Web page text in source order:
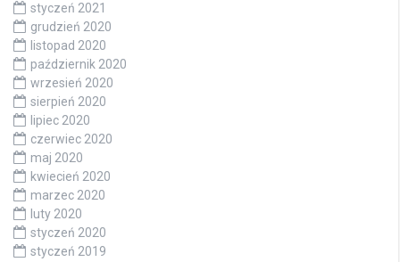
styczeń 2021
grudzień 2020
listopad 2020
październik 2020
wrzesień 2020
sierpień 2020
lipiec 2020
czerwiec 2020
maj 2020
kwiecień 2020
marzec 2020
luty 2020
styczeń 2020
styczeń 2019